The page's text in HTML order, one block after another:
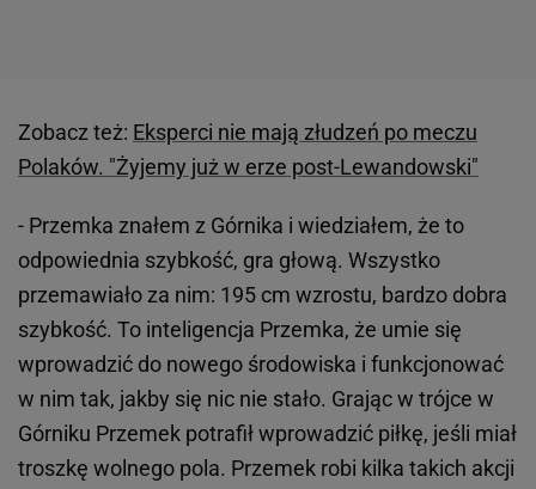
Zobacz też: Eksperci nie mają złudzeń po meczu
Polaków. "Żyjemy już w erze post-Lewandowski"
- Przemka znałem z Górnika i wiedziałem, że to
odpowiednia szybkość, gra głową. Wszystko
przemawiało za nim: 195 cm wzrostu, bardzo dobra
szybkość. To inteligencja Przemka, że umie się
wprowadzić do nowego środowiska i funkcjonować
w nim tak, jakby się nic nie stało. Grając w trójce w
Górniku Przemek potrafił wprowadzić piłkę, jeśli miał
troszkę wolnego pola. Przemek robi kilka takich akcji